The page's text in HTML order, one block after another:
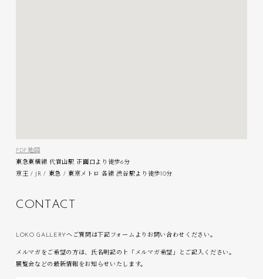
PDF地図
東急東横線 代官山駅 正面口より徒歩6分
京王 / JR / 東急 / 東京メトロ 各線 渋谷駅より徒歩10分
C ON T AC T
LOKO GALLERYへご質問は下記フォームよりお問い合わせください。
メルマガをご希望の方は、氏名明記の上「メルマガ希望」とご記入ください。
展覧会などの最新情報をお知らせいたします。